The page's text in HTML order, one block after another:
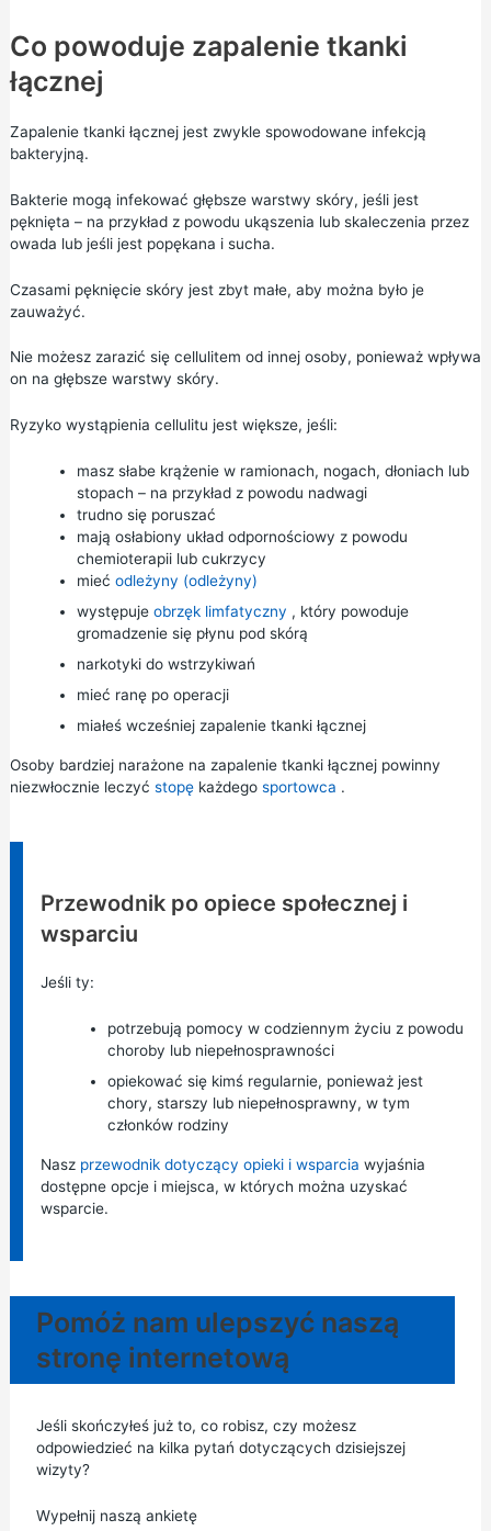
Co powoduje zapalenie tkanki
łącznej
Zapalenie tkanki łącznej jest zwykle spowodowane infekcją
bakteryjną.
Bakterie mogą infekować głębsze warstwy skóry, jeśli jest
pęknięta – na przykład z powodu ukąszenia lub skaleczenia przez
owada lub jeśli jest popękana i sucha.
Czasami pęknięcie skóry jest zbyt małe, aby można było je
zauważyć.
Nie możesz zarazić się cellulitem od innej osoby, ponieważ wpływa
on na głębsze warstwy skóry.
Ryzyko wystąpienia cellulitu jest większe, jeśli:
masz słabe krążenie w ramionach, nogach, dłoniach lub
stopach – na przykład z powodu nadwagi
trudno się poruszać
mają osłabiony układ odpornościowy z powodu
chemioterapii lub cukrzycy
mieć odleżyny (odleżyny)
występuje obrzęk limfatyczny , który powoduje
gromadzenie się płynu pod skórą
narkotyki do wstrzykiwań
mieć ranę po operacji
miałeś wcześniej zapalenie tkanki łącznej
Osoby bardziej narażone na zapalenie tkanki łącznej powinny
niezwłocznie leczyć stopękażdego sportowca .
Przewodnik po opiece społecznej i
wsparciu
Jeśli ty:
potrzebują pomocy w codziennym życiu z powodu
choroby lub niepełnosprawności
opiekować się kimś regularnie, ponieważ jest
chory, starszy lub niepełnosprawny, w tym
członków rodziny
Nasz przewodnik dotyczący opieki i wsparcia wyjaśnia
dostępne opcje i miejsca, w których można uzyskać
wsparcie.
Pomóż nam ulepszyć naszą
stronę internetową
Jeśli skończyłeś już to, co robisz, czy możesz
odpowiedzieć na kilka pytań dotyczących dzisiejszej
wizyty?
Wypełnij naszą ankietę